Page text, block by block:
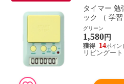
タイマー 勉
ック （ 学
イマー 長時
アップ 日付
ライアル 計
グリーン 】
グリーン
1,580円
14
リビングート